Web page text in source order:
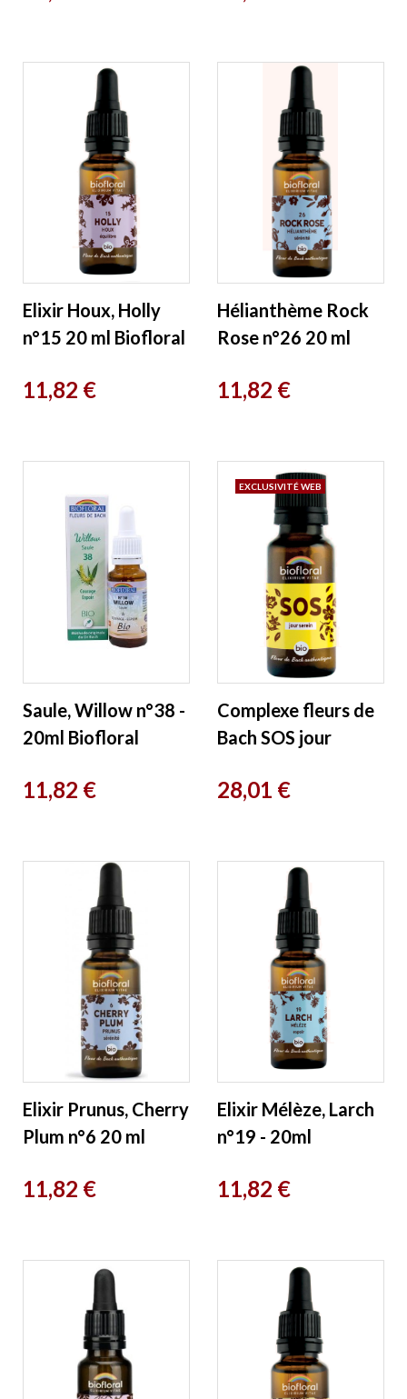
Elixir Houx, Holly
n°15 20 ml Biofloral
Prix
11,82 €
Hélianthème Rock
Rose n°26 20 ml
Prix
11,82 €
Saule, Willow n°38 -
20ml Biofloral
Prix
11,82 €
Complexe fleurs de
Bach SOS jour
alcool Biofloral
Prix
28,01 €
EXCLUSIVITÉ WEB
Elixir Prunus, Cherry
Plum n°6 20 ml
Prix
11,82 €
Elixir Mélèze, Larch
n°19 - 20ml
Prix
11,82 €